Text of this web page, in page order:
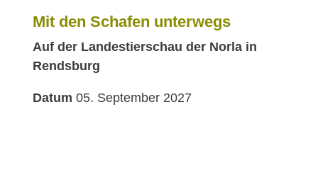
Mit den Schafen unterwegs
Auf der Landestierschau der Norla in
Rendsburg
Datum 05. September 2027